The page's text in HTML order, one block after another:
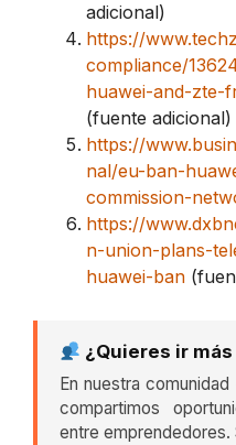
adicional)
https://
compliance/
huawei-and-zte-
(fuente adicional)
https://
nal/eu-ban-
commission-
https://
n-union-plans-
huawei-ban
¿Quieres ir
En nuestra
compartimos
entre emprendedores.